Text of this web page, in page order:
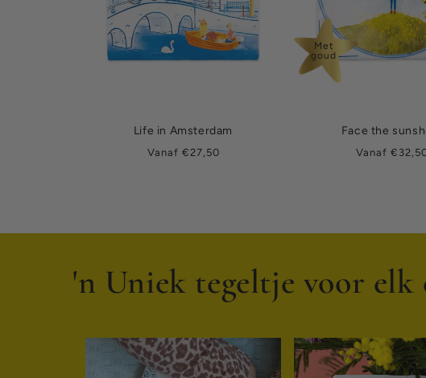
Life in Amsterdam
Normale
Vanaf €27,50
Met
goud
Face the
Normale
Vanaf
'n Uniek tegeltje voor elk